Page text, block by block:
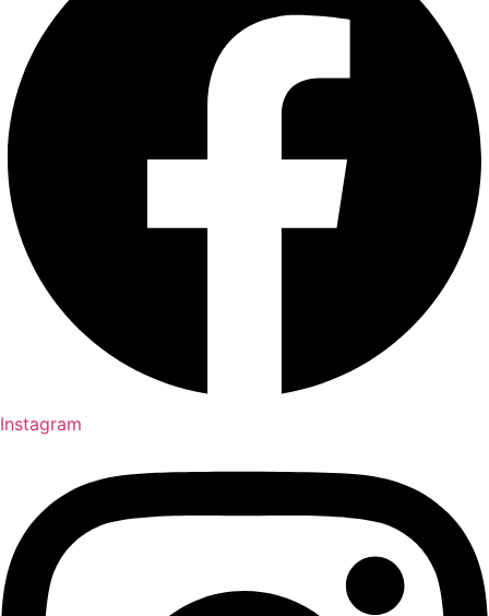
Instagram